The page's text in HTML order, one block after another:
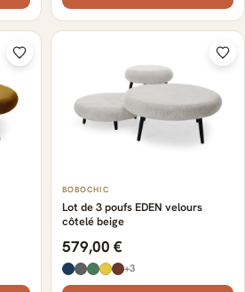
BOBOCHIC
Lot de 3 poufs EDEN velours
côtelé beige
579,00 €
+3